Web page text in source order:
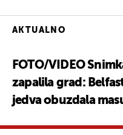
AKTUALNO
FOTO/VIDEO
zapalila grad:
jedva obuzdala